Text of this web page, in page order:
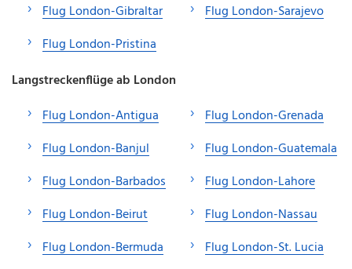
Flug London-Gibraltar
Flug London-Pristina
Flug London-Sarajevo
Langstreckenflüge ab London
Flug London-Antigua
Flug London-Banjul
Flug London-Barbados
Flug London-Beirut
Flug London-Bermuda
Flug London-Grenada
Flug London-Guatemala
Flug London-Lahore
Flug London-Nassau
Flug London-St. Lucia